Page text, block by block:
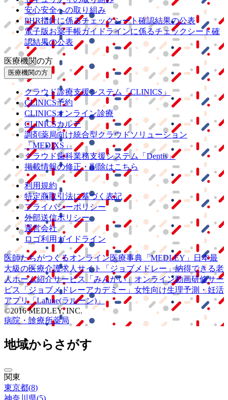
安心安全への取り組み
PHR指針に係るチェックシート確認結果の公表
電子版お薬手帳ガイドラインに係るチェックシート確
認結果の公表
医療機関の方
医療機関の方
クラウド診療支援システム
「CLINICS」
CLINICS予約
CLINICSオンライン診療
CLINICSカルテ
調剤薬局向け統合型クラウドソリューション
「MEDIXS」
クラウド歯科業務支援システム
「Dentis」
掲載情報の修正・削除はこちら
利用規約
特定商取引法に基づく表記
プライバシーポリシー
外部送信ポリシー
運営会社
ロゴ利用ガイドライン
医師たちがつくるオンライン医療事典 「MEDLEY」
日本最
大級の医療介護求人サイト 「ジョブメドレー」納得できる老
人ホーム紹介サービス
「みんかい」 オンライン動画研修サー
ビス
「ジョブメドレーアカデミー」 女性向け生理予測・妊活
アプリ「Lalune(ラルーン)」
©2016 MEDLEY, INC.
病院・診療所薬局
地域からさがす
関東
東京都(8)
神奈川県(5)